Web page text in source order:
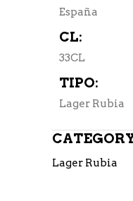
España
CL:
33CL
TIPO:
Lager Rubia
Lager Rubia